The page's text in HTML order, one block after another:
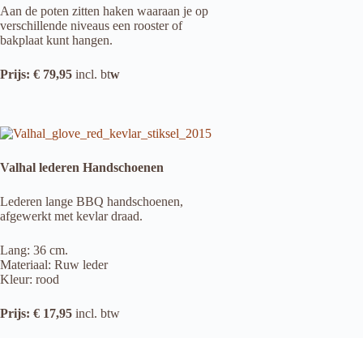
Aan de poten zitten haken waaraan je op
verschillende niveaus een rooster of
bakplaat kunt hangen.
Prijs: € 79,95 incl. btw
Valhal lederen Handschoenen
Lederen lange BBQ handschoenen,
afgewerkt met kevlar draad.
Lang: 36 cm.
Materiaal: Ruw leder
Kleur: rood
Prijs: € 17,95 incl. btw